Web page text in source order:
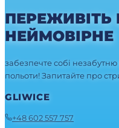
НЕЙМОВІРНЕ
забезпечте собі незабутню
польоти! Запитайте про
GLIWICE
+48 602 557 757